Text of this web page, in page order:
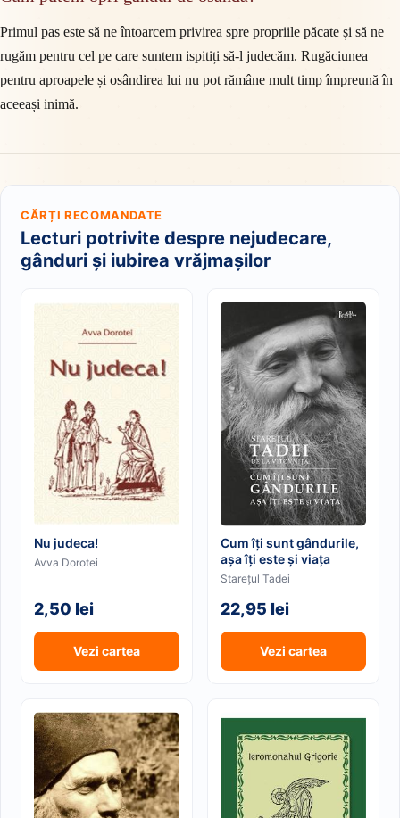
Primul pas este să ne întoarcem privirea spre propriile păcate și să ne
rugăm pentru cel pe care suntem ispitiți să-l judecăm. Rugăciunea
pentru aproapele și osândirea lui nu pot rămâne mult timp împreună în
aceeași inimă.
CĂRȚI RECOMANDATE
Lecturi potrivite despre nejudecare,
gânduri și iubirea vrăjmașilor
Nu judeca!
Avva Dorotei
2,50 lei
Vezi cartea
Cum îți sunt gândurile,
așa îți este și viața
Starețul Tadei
22,95 lei
Vezi cartea